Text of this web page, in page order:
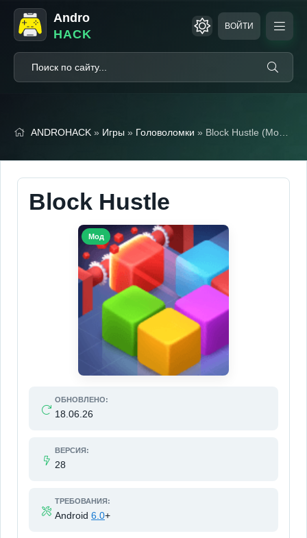
Andro
HACK
ВОЙТИ
ANDROHACK » Игры » Головоломки » Block Hustle (Мод, Много денег)
Block Hustle
ОБНОВЛЕНО:
18.06.26
ВЕРСИЯ:
28
ТРЕБОВАНИЯ:
Android 6.0+
Мод